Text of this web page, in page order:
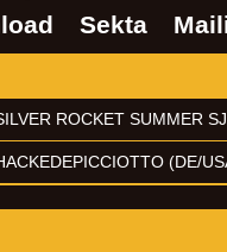
Sekta
ROCKET SUMMER
(DE/